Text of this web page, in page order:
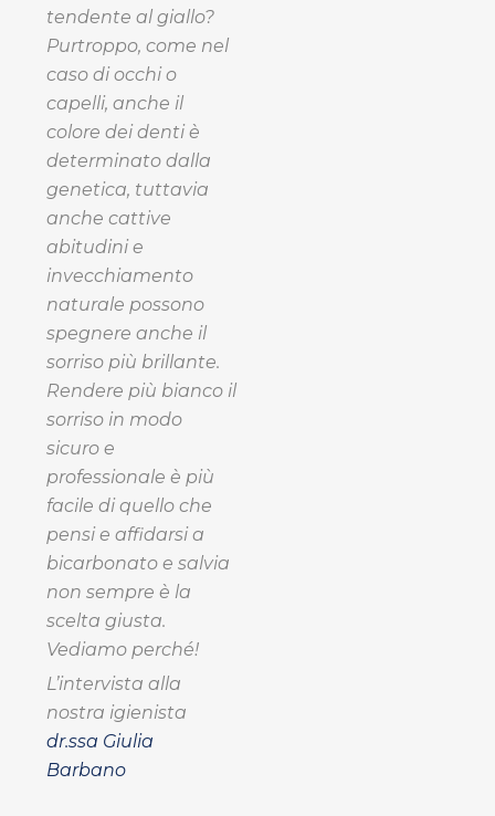
tendente al giallo?
Purtroppo, come nel
caso di occhi o
capelli, anche il
colore dei denti è
determinato dalla
genetica, tuttavia
anche cattive
abitudini e
invecchiamento
naturale possono
spegnere anche il
sorriso più brillante.
Rendere più bianco il
sorriso in modo
sicuro e
professionale è più
facile di quello che
pensi e affidarsi a
bicarbonato e salvia
non sempre è la
scelta giusta.
Vediamo perché!
L’intervista alla
nostra igienista
dr.ssa Giulia
Barbano